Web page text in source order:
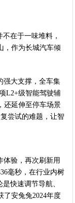
在于一味堆料，
，作为长城汽车倾
强大支撑，全车集
L2+级智能驾驶辅
还延伸至停车场景
尝试的难题，让智
体验，再次刷新用
毫秒，在行业内树
快速调节导航、
了安兔兔2024年度